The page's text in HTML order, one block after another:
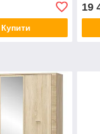
Купити
19